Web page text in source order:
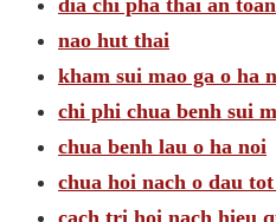
nao hut thai
kham sui mao ga o ha
chi phi chua benh sui
chua benh lau o ha noi
chua hoi nach o dau
cach tri hoi nach hieu